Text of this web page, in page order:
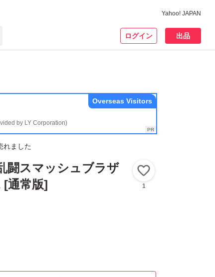
Yahoo! JAPAN
ログイン 出品
by LY Corporation)
Overseas Visitors
れました
闘スマッシュブラザ
[通常版]
1